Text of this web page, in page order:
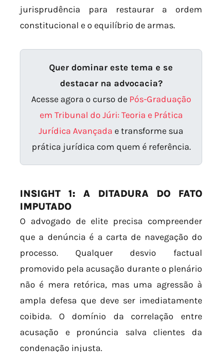
jurisprudência para restaurar a ordem
constitucional e o equilíbrio de armas.
Quer dominar este tema e se
destacar na advocacia?
Acesse agora o curso de Pós-Graduação
em Tribunal do Júri: Teoria e Prática
Jurídica Avançada e transforme sua
prática jurídica com quem é referência.
INSIGHT 1: A DITADURA DO FATO
IMPUTADO
O advogado de elite precisa compreender
que a denúncia é a carta de navegação do
processo. Qualquer desvio factual
promovido pela acusação durante o plenário
não é mera retórica, mas uma agressão à
ampla defesa que deve ser imediatamente
coibida. O domínio da correlação entre
acusação e pronúncia salva clientes da
condenação injusta.